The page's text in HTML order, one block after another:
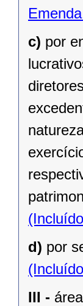
c) por
d) por
III -